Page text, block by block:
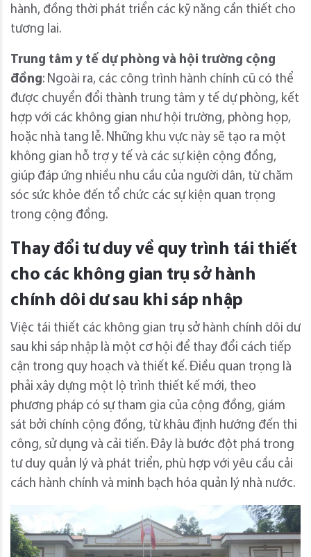
hành, đồng thời phát triển các kỹ năng cần thiết cho
tương lai.
Trung tâm y tế dự phòng và hội trường cộng
đồng: Ngoài ra, các công trình hành chính cũ có thể
được chuyển đổi thành trung tâm y tế dự phòng, kết
hợp với các không gian như hội trường, phòng họp,
hoặc nhà tang lễ. Những khu vực này sẽ tạo ra một
không gian hỗ trợ y tế và các sự kiện cộng đồng,
giúp đáp ứng nhiều nhu cầu của người dân, từ chăm
sóc sức khỏe đến tổ chức các sự kiện quan trọng
trong cộng đồng.
Thay đổi tư duy về quy trình tái thiết
cho các không gian trụ sở hành
chính dôi dư sau khi sáp nhập
Việc tái thiết các không gian trụ sở hành chính dôi dư
sau khi sáp nhập là một cơ hội để thay đổi cách tiếp
cận trong quy hoạch và thiết kế. Điều quan trọng là
phải xây dựng một lộ trình thiết kế mới, theo
phương pháp có sự tham gia của cộng đồng, giám
sát bởi chính cộng đồng, từ khâu định hướng đến thi
công, sử dụng và cải tiến. Đây là bước đột phá trong
tư duy quản lý và phát triển, phù hợp với yêu cầu cải
cách hành chính và minh bạch hóa quản lý nhà nước.